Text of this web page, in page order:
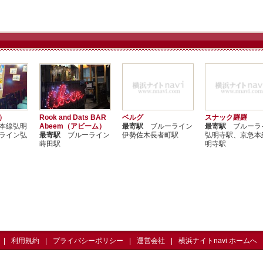
）
線弘明
イン弘
Rook and Dats BAR
Abeem（アビーム）
最寄駅 ブルーライン
蒔田駅
ベルグ
最寄駅 ブルーライン
伊勢佐木長者町駅
スナック羅羅
最寄駅 ブルーラ
弘明寺駅、京急本
明寺駅
利用規約 プライバシーポリシー 運営会社 横浜ナイトnavi ホームへ